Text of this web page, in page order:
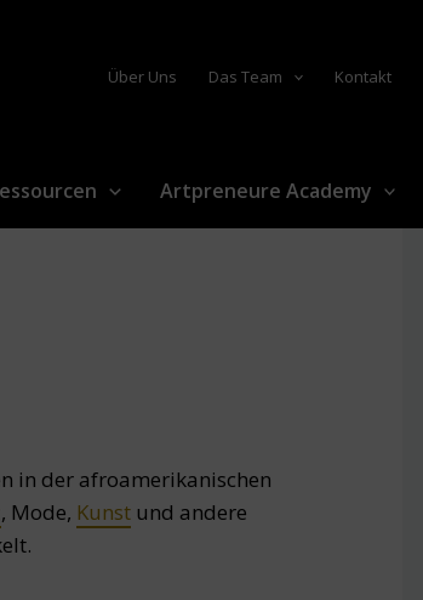
Über Uns Das Team Kontakt
Artpreneure Academy
in der afroamerikanischen
, Mode, Kunst und andere